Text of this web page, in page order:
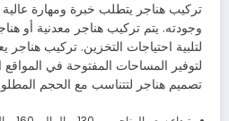
تركيب هناجر يتطلب خبرة ومهارة
وجودته. يتم تركيب هناجر معدنية أو
لتلبية احتياجات التخزين. تركيب هناجر
لتوفير المساحات المفتوحة في المواقع
تصميم هناجر لتتناسب مع الحجم